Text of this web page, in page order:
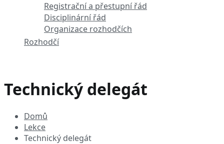
Registrační a přestupní řád
Disciplinární řád
Organizace rozhodčích
Rozhodčí
Technický delegát
Domů
Lekce
Technický delegát